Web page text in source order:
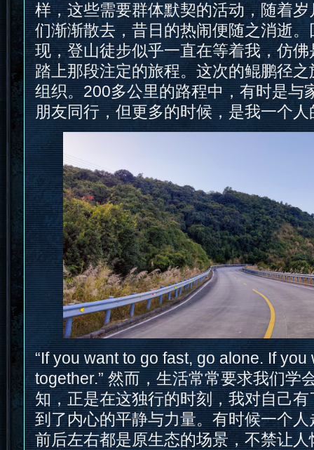
样，这些需要群体默契的活动，随着
们渐渐散去，昔日的热闹便随之消逝
现，登山徒步似乎一直在等着我，仿
踏上那段注定的旅程。这次的鲲鹏径
组织。200多公里的路程中，有时是与
朋友同行，但更多的时候，是我一个
“If you want to go fast, go alone. If you
together.” 然而，生活常常要求我们学
知，正是在这独行的时刻，我对自己
到了内心的平静与力量。有时候一个
前后左右都是原生态的场景，不禁让